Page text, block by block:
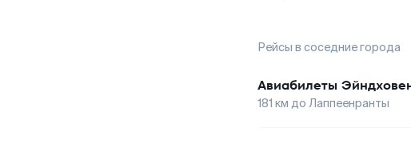
Рейсы в соседние города
Авиабилеты
181 км до Лаппеенранты